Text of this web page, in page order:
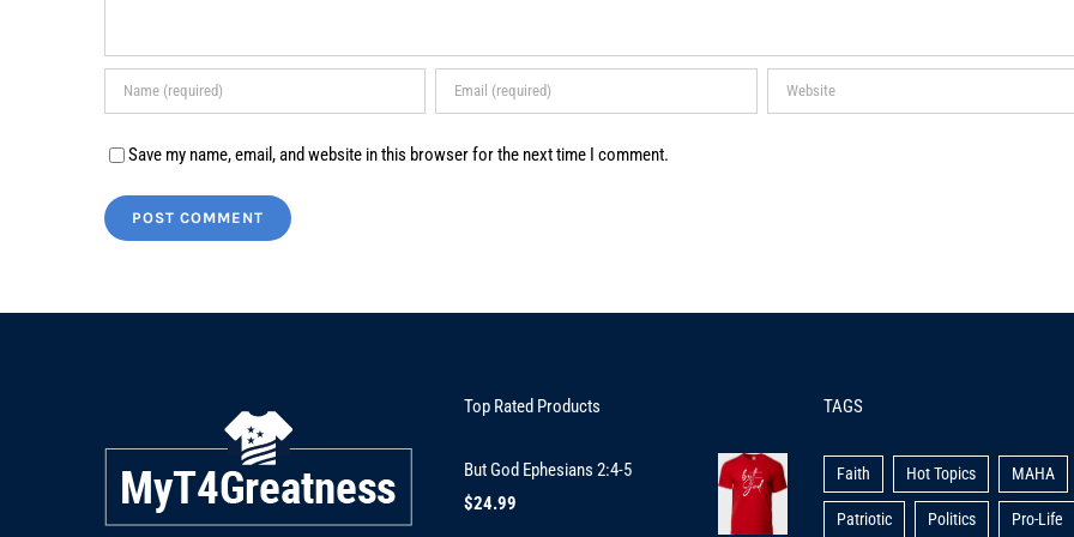
Save my name, email, and website in this browser for the next time I comment.
Top Rated Products
But God Ephesians 2:4-5
$24.99
TAGS
Faith Hot Topics MAHA
Patriotic Politics Pro-Life